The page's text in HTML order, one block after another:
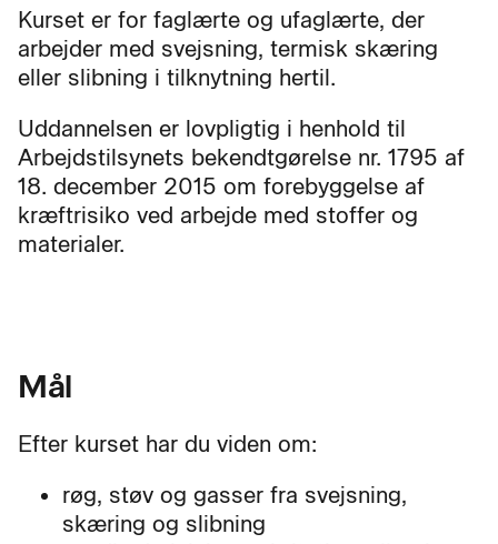
Kurset er for faglærte og ufaglærte, der
arbejder med svejsning, termisk skæring
eller slibning i tilknytning hertil.
Uddannelsen er lovpligtig i henhold til
Arbejdstilsynets bekendtgørelse nr. 1795 af
18. december 2015 om forebyggelse af
kræftrisiko ved arbejde med stoffer og
materialer.
Mål
Efter kurset har du viden om:
røg, støv og gasser fra svejsning,
skæring og slibning